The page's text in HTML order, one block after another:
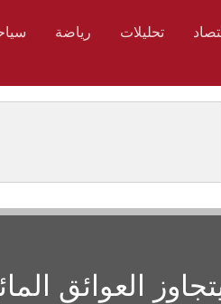
تحليلات رياضة
العوائق